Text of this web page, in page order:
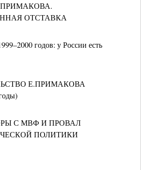
ОТСТАВКА
годов: у России есть
Е.ПРИМАКОВА
С МВФ И ПРОВАЛ
ПОЛИТИКИ